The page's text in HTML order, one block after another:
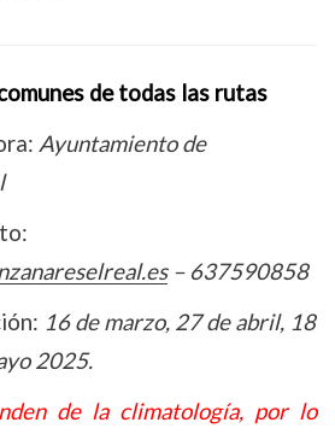
de todas las rutas
Ayuntamiento de
– 637590858
16 de marzo, 27 de abril, 18
2025.
de la climatología, por lo